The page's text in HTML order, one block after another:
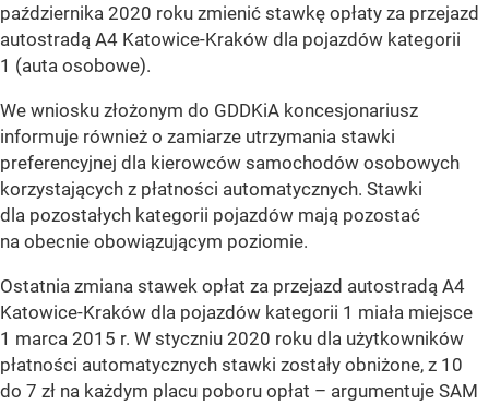
października 2020 roku zmienić stawkę opłaty za przejazd
autostradą A4 Katowice-Kraków dla pojazdów kategorii
1 (auta osobowe).
We wniosku złożonym do GDDKiA koncesjonariusz
informuje również o zamiarze utrzymania stawki
preferencyjnej dla kierowców samochodów osobowych
korzystających z płatności automatycznych. Stawki
dla pozostałych kategorii pojazdów mają pozostać
na obecnie obowiązującym poziomie.
Ostatnia zmiana stawek opłat za przejazd autostradą A4
Katowice-Kraków dla pojazdów kategorii 1 miała miejsce
1 marca 2015 r. W styczniu 2020 roku dla użytkowników
płatności automatycznych stawki zostały obniżone, z 10
do 7 zł na każdym placu poboru opłat – argumentuje SAM